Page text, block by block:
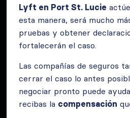
Lyft en Port St. Lucie
esta manera, será mucho
pruebas y obtener
fortalecerán el caso.
Las compañías de seguros
cerrar el caso lo antes
negociar pronto puede
recibas la compensación